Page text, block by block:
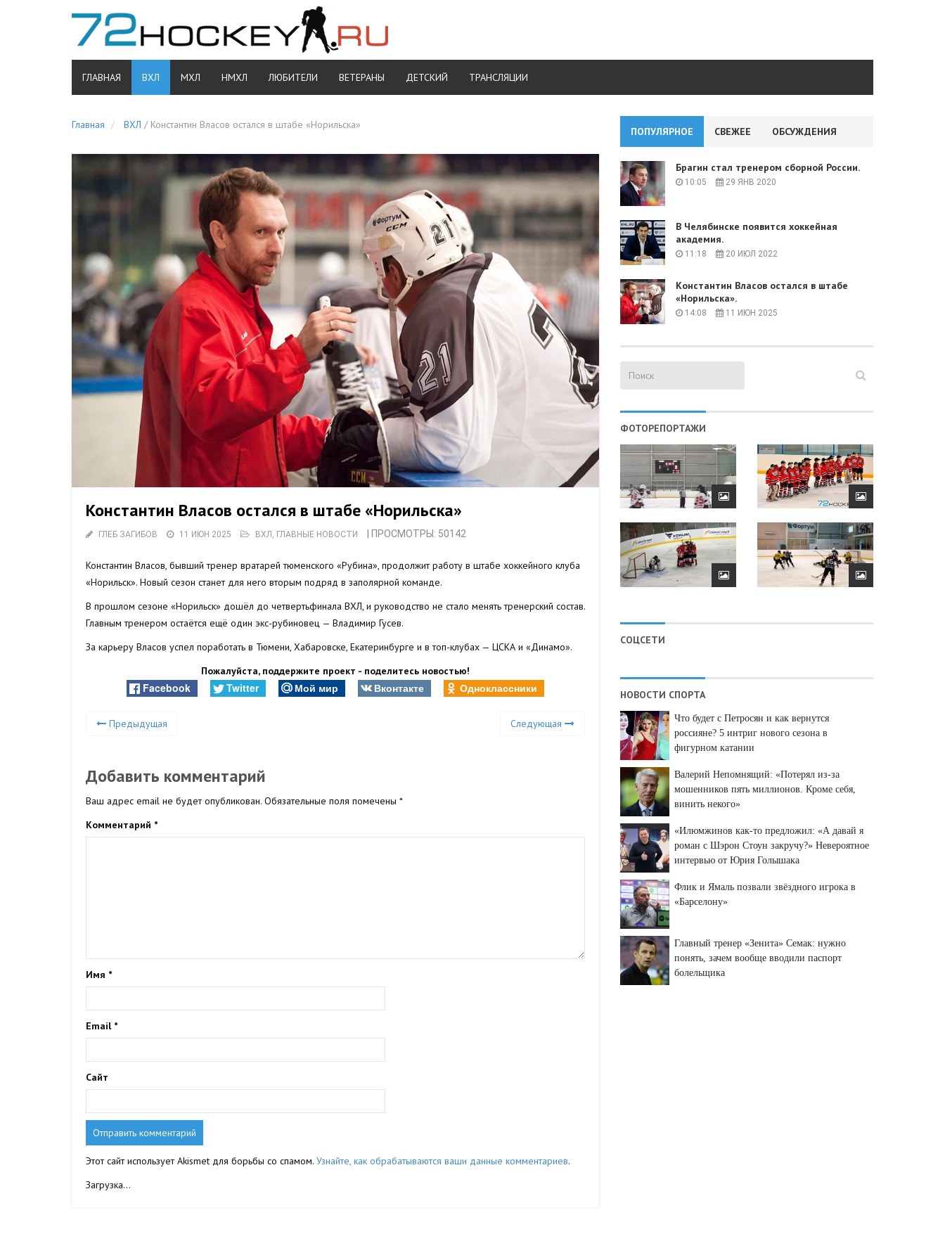
ГЛАВНАЯ ВХЛ МХЛ НМХЛ ЛЮБИТЕЛИ ВЕТЕРАНЫ ДЕТСКИЙ ТРАНСЛЯЦИИ
Главная ВХЛ / Константин Власов остался в штабе «Норильска»
Константин Власов остался в штабе «Норильска»
ГЛЕБ ЗАГИБОВ 11 ИЮН 2025 ВХЛ ГЛАВНЫЕ НОВОСТИ | ПРОСМОТРЫ: 50142
Константин Власов, бывший тренер вратарей тюменского «Рубина», продолжит работу в штабе хоккейного клуба
«Норильск». Новый сезон станет для него вторым подряд в заполярной команде.
В прошлом сезоне «Норильск» дошёл до четвертьфинала ВХЛ, и руководство не стало менять тренерский состав.
Главным тренером остаётся ещё один экс-рубиновец — Владимир Гусев.
За карьеру Власов успел поработать в Тюмени, Хабаровске, Екатеринбурге и в топ-клубах — ЦСКА и «Динамо».
Пожалуйста, поддержите проект - поделитесь новостью!
Facebook Twitter Мой мир Вконтакте Одноклассники
Предыдущая Следующая
Добавить комментарий
Ваш адрес email не будет опубликован. Обязательные поля помечены *
Комментарий *
Имя *
Email *
Сайт
Этот сайт использует Akismet для борьбы со спамом. Узнайте, как обрабатываются ваши данные комментариев.
Загрузка...
ПОПУЛЯРНОЕ СВЕЖЕЕ ОБСУЖДЕНИЯ
Брагин стал тренером сборной России.
10:05 29 ЯНВ 2020
В Челябинске появится хоккейная
академия.
11:18 20 ИЮЛ 2022
Константин Власов остался в штабе
«Норильска».
14:08 11 ИЮН 2025
ФОТОРЕПОРТАЖИ
СОЦСЕТИ
НОВОСТИ СПОРТА
Что будет с Петросян и как вернутся
россияне? 5 интриг нового сезона в
фигурном катании
Валерий Непомнящий: «Потерял из-за
мошенников пять миллионов. Кроме себя,
винить некого»
«Илюмжинов как-то предложил: «А давай я
роман с Шэрон Стоун закручу?» Невероятное
интервью от Юрия Голышака
Флик и Ямаль позвали звёздного игрока в
«Барселону»
Главный тренер «Зенита» Семак: нужно
понять, зачем вообще вводили паспорт
болельщика